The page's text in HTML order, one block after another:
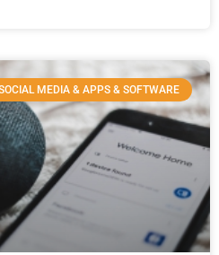
MEDIA & APPS & SOFTWARE